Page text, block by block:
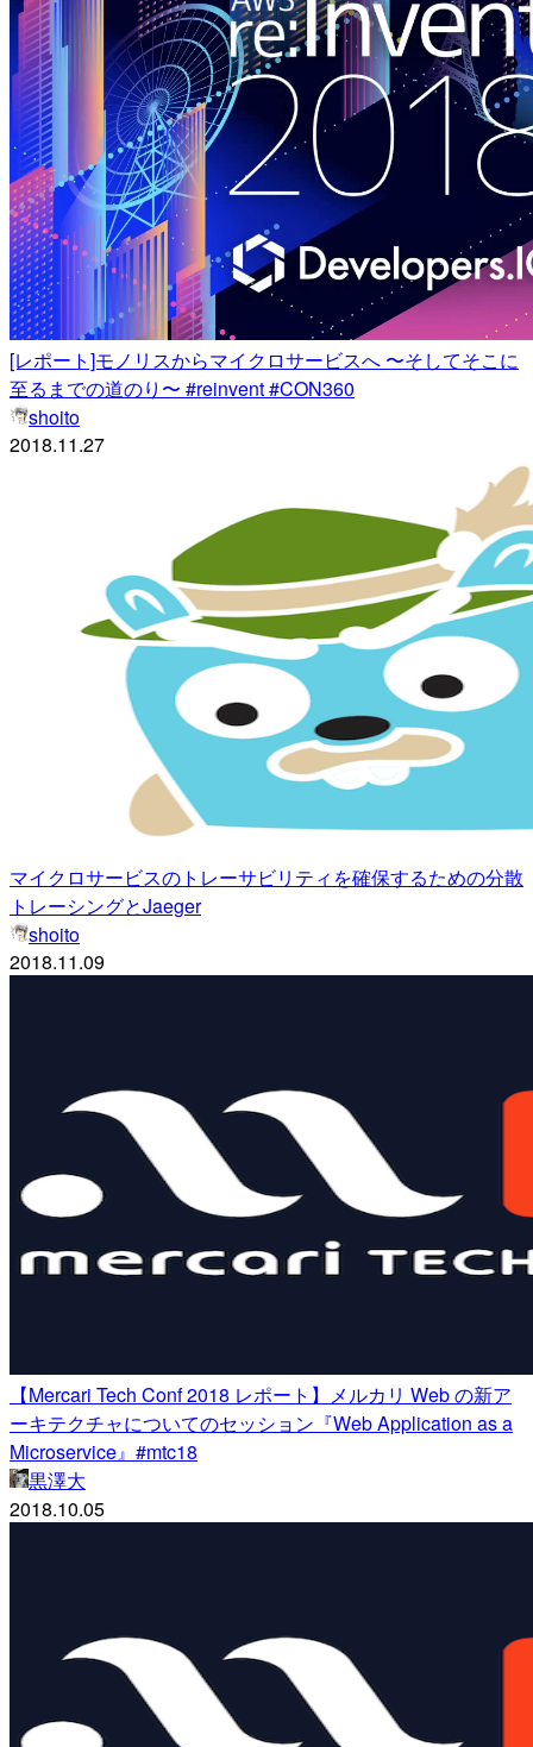
[レポート]モノリスからマイクロサービスへ 〜そしてそこに
至るまでの道のり〜 #reinvent #CON360
shoito
2018.11.27
マイクロサービスのトレーサビリティを確保するための分散
トレーシングとJaeger
shoito
2018.11.09
【Mercari Tech Conf 2018 レポート】メルカリ Web の新ア
ーキテクチャについてのセッション『Web Application as a
Microservice』#mtc18
黒澤大
2018.10.05